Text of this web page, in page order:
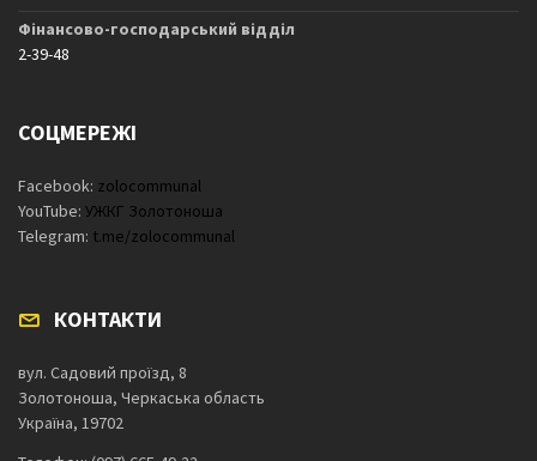
Фінансово-господарський відділ
2-39-48
СОЦМЕРЕЖІ
Facebook: zolocommunal
YouTube: УЖКГ Золотоноша
Telegram: t.me/zolocommunal
КОНТАКТИ
вул. Садовий проїзд, 8
Золотоноша, Черкаська область
Україна, 19702